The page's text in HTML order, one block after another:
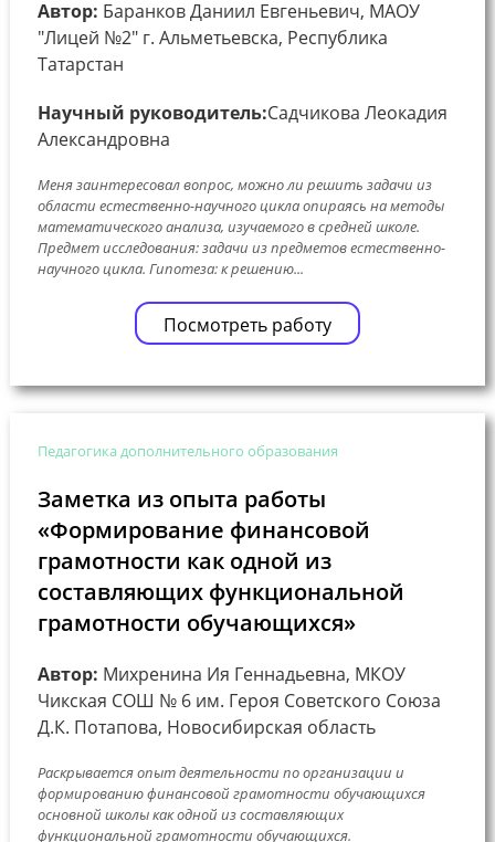
Автор: Баранков Даниил Евгеньевич, МАОУ
"Лицей №2" г. Альметьевска, Республика
Татарстан
Научный руководитель:Садчикова Леокадия
Александровна
Меня заинтересовал вопрос, можно ли решить задачи из
области естественно-научного цикла опираясь на методы
математического анализа, изучаемого в средней школе.
Предмет исследования: задачи из предметов естественно-
научного цикла. Гипотеза: к решению...
Посмотреть работу
Педагогика дополнительного образования
Заметка из опыта работы
«Формирование финансовой
грамотности как одной из
составляющих функциональной
грамотности обучающихся»
Автор: Михренина Ия Геннадьевна, МКОУ
Чикская СОШ № 6 им. Героя Советского Союза
Д.К. Потапова, Новосибирская область
Раскрывается опыт деятельности по организации и
формированию финансовой грамотности обучающихся
основной школы как одной из составляющих
функциональной грамотности обучающихся.